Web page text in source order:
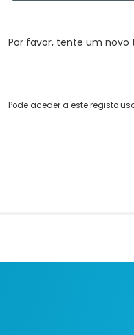
Por favor, tente um novo
Pode aceder a este registo